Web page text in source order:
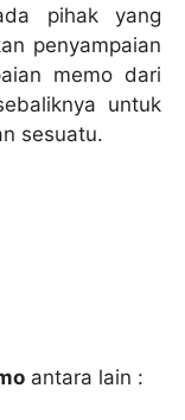
pihak yang
penyampaian
memo dari
untuk
sesuatu.
antara lain :